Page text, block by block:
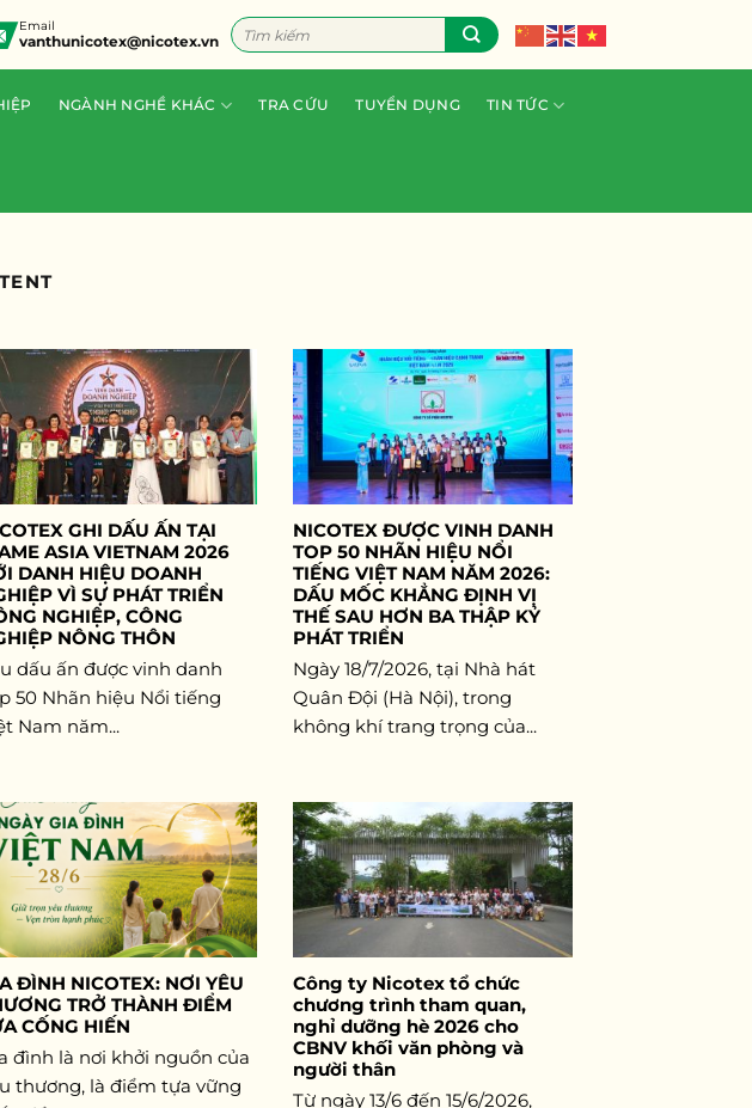
Email
vanthunicotex@nicotex.vn
Tìm
kiếm:
NGÀNH NGHỀ KHÁC TRA CỨU TUYỂN DỤNG TIN TỨC
GHI DẤU ẤN TẠI
ASIA VIETNAM 2026
DANH HIỆU DOANH
VÌ SỰ PHÁT TRIỂN
NGHIỆP, CÔNG
NÔNG THÔN
dấu ấn được vinh danh
50 Nhãn hiệu Nổi tiếng
Nam năm...
NICOTEX ĐƯỢC VINH DANH
TOP 50 NHÃN HIỆU NỔI
TIẾNG VIỆT NAM NĂM 2026:
DẤU MỐC KHẲNG ĐỊNH VỊ
THẾ SAU HƠN BA THẬP KỶ
PHÁT TRIỂN
Ngày 18/7/2026, tại Nhà hát
Quân Đội (Hà Nội), trong
không khí trang trọng của...
ĐÌNH NICOTEX: NƠI YÊU
TRỞ THÀNH ĐIỂM
CỐNG HIẾN
đình là nơi khởi nguồn của
thương, là điểm tựa vững
Công ty Nicotex tổ chức
chương trình tham quan,
nghỉ dưỡng hè 2026 cho
CBNV khối văn phòng và
người thân
Từ ngày 13/6 đến 15/6/2026,